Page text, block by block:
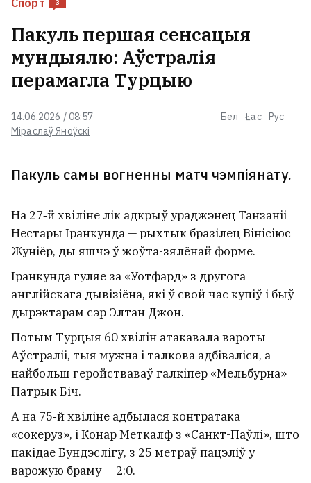
3
Міраслаў Яноўскі
14.06.2026 / 08:57 Бел Łac Рус
Пакуль першая сенсацыя
мундыялю: Аўстралія
перамагла Турцыю
Пакуль самы вогненны матч чэмпіянату.
На 27‑й хвіліне лік адкрыў ураджэнец Танзаніі
Нестары Іранкунда — рыхтык бразілец Вінісіюс
Жуніёр, ды яшчэ ў жоўта-зялёнай форме.
Іранкунда гуляе за «Уотфард» з другога
англійскага дывізіёна, які ў свой час купіў і быў
дырэктарам сэр Элтан Джон.
Потым Турцыя 60 хвілін атакавала вароты
Аўстраліі, тыя мужна і талкова адбіваліся, а
найбольш геройстваваў галкіпер «Мельбурна»
Патрык Біч.
А на 75‑й хвіліне адбылася контратака
«сокеруз», і Конар Меткалф з «Санкт-Паўлі», што
пакідае Бундэслігу, з 25 метраў пацэліў у
варожую браму — 2:0.
«Аб гэты трамплін можна
забівацца кожны дзень». Вядомы
трэнер загінуў на
велатрэніроўцы праз нечаканую
перашкоду
беларусамі серыяла пра шляхту
— вось чым здзіўляе «1670». Там
адсудзіў $180 тысяч за пакуты
бацькі ў савецкім лагеры
1
Нямецкая дыпламатка ў Мінску ў
парку Янкі Купалы прычытала
верш беларускага класіка
2
Статкевіч пра «Ноч музеяў» у
Мінску: Мы зразумелі, што людзі
апладзіравалі не саксафаністу, а
нам з жонкай